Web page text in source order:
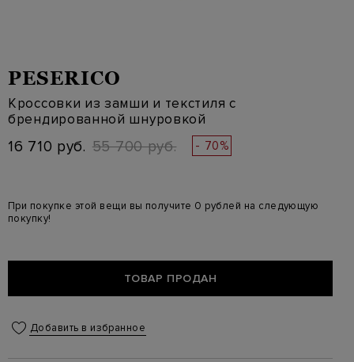
PESERICO
Кроссовки из замши и текстиля с
брендированной шнуровкой
16 710 руб. 55 700 руб. - 70%
При покупке этой вещи вы получите 0 рублей на следующую
покупку!
ТОВАР ПРОДАН
Добавить в избранное